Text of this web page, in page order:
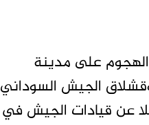
على مدينة
وكان الهجوم وقع على مقر الفرقة 17 مشاة وقشلاق الجيش السوداني
عن قيادات الجيش في